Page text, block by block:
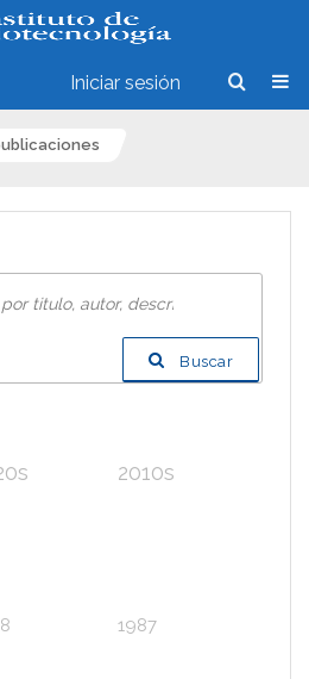
Iniciar sesión
Buscar
2010s
1987